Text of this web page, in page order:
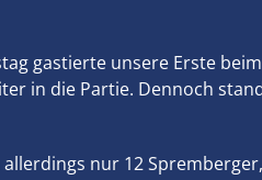
gastierte unsere Erste
in die Partie. Dennoch
allerdings nur 12